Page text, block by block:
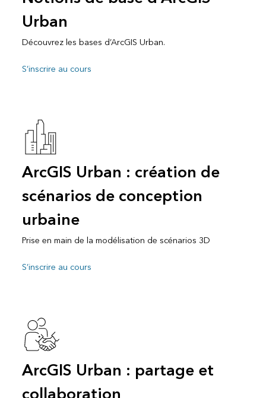
Urban
Découvrez les bases d’ArcGIS Urban.
S’inscrire au cours
ArcGIS Urban : création de
scénarios de conception
urbaine
Prise en main de la modélisation de scénarios 3D
S’inscrire au cours
ArcGIS Urban : partage et